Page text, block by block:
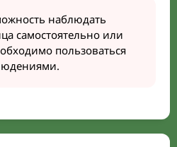
наблюдать
самостоятельно или
пользоваться